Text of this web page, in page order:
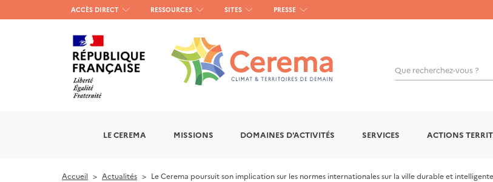
Menu
haut
gauche
ACCÈS DIRECT RESSOURCES SITES PRESSE
Que recherchez-vous ?
LE CEREMA MISSIONS DOMAINES D'ACTIVITÉS SERVICES ACTIONS
Accueil Actualités Le Cerema poursuit son implication sur les normes internationales sur la ville durable et